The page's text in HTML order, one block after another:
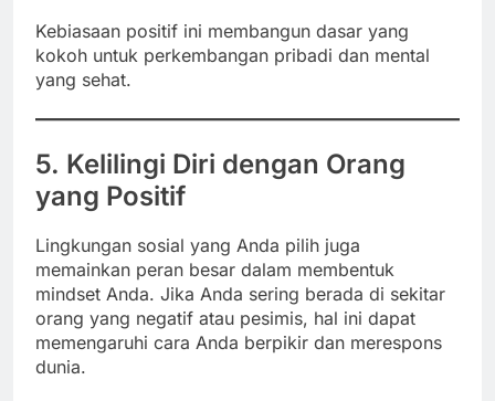
Kebiasaan positif ini membangun dasar yang
kokoh untuk perkembangan pribadi dan mental
yang sehat.
5. Kelilingi Diri dengan Orang
yang Positif
Lingkungan sosial yang Anda pilih juga
memainkan peran besar dalam membentuk
mindset Anda. Jika Anda sering berada di sekitar
orang yang negatif atau pesimis, hal ini dapat
memengaruhi cara Anda berpikir dan merespons
dunia.